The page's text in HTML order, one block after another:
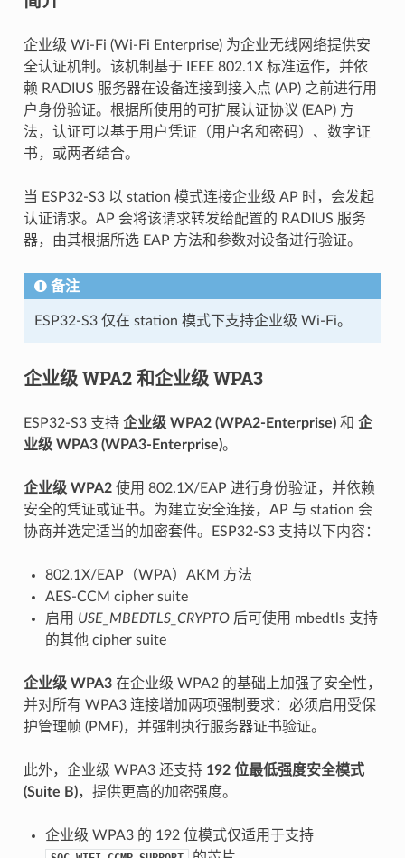
企业级 Wi-Fi (Wi-Fi Enterprise) 为企业无线网络提供安
全认证机制。该机制基于 IEEE 802.1X 标准运作，并依
赖 RADIUS 服务器在设备连接到接入点 (AP) 之前进行用
户身份验证。根据所使用的可扩展认证协议 (EAP) 方
法，认证可以基于用户凭证（用户名和密码）、数字证
书，或两者结合。
当 ESP32-S3 以 station 模式连接企业级 AP 时，会发起
认证请求。AP 会将该请求转发给配置的 RADIUS 服务
器，由其根据所选 EAP 方法和参数对设备进行验证。
备注
ESP32-S3 仅在 station 模式下支持企业级 Wi-Fi。
企业级 WPA2 和企业级 WPA3
ESP32-S3 支持 企业级 WPA2 (WPA2-Enterprise)和 企
业级 WPA3 (WPA3-Enterprise)。
企业级 WPA2使用 802.1X/EAP 进行身份验证，并依赖
安全的凭证或证书。为建立安全连接，AP 与 station 会
协商并选定适当的加密套件。ESP32-S3 支持以下内容：
802.1X/EAP（WPA）AKM 方法
AES-CCM cipher suite
启用 USE_MBEDTLS_CRYPTO后可使用 mbedtls 支持
的其他 cipher suite
企业级 WPA3在企业级 WPA2 的基础上加强了安全性，
并对所有 WPA3 连接增加两项强制要求：必须启用受保
护管理帧 (PMF)，并强制执行服务器证书验证。
此外，企业级 WPA3 还支持 192 位最低强度安全模式
(Suite B)，提供更高的加密强度。
企业级 WPA3 的 192 位模式仅适用于支持